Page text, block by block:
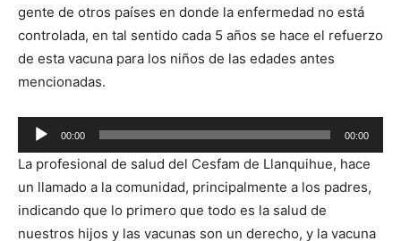
gente de otros países en donde la enfermedad no está
controlada, en tal sentido cada 5 años se hace el refuerzo
de esta vacuna para los niños de las edades antes
mencionadas.
Reproductor
de
audio
00:00 00:00
La profesional de salud del Cesfam de Llanquihue, hace
un llamado a la comunidad, principalmente a los padres,
indicando que lo primero que todo es la salud de
nuestros hijos y las vacunas son un derecho, y la vacuna